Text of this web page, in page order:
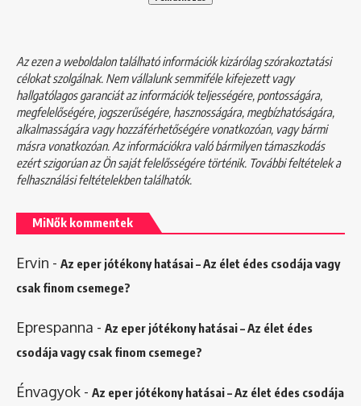
Az ezen a weboldalon található információk kizárólag szórakoztatási
célokat szolgálnak. Nem vállalunk semmiféle kifejezett vagy
hallgatólagos garanciát az információk teljességére, pontosságára,
megfelelőségére, jogszerűségére, hasznosságára, megbízhatóságára,
alkalmasságára vagy hozzáférhetőségére vonatkozóan, vagy bármi
másra vonatkozóan. Az információkra való bármilyen támaszkodás
ezért szigorúan az Ön saját felelősségére történik. További feltételek a
felhasználási feltételekbentalálhatók.
MiNők kommentek
Ervin - Az eper jótékony hatásai – Az élet édes csodája vagy
csak finom csemege?
Eprespanna - Az eper jótékony hatásai – Az élet édes
csodája vagy csak finom csemege?
Énvagyok - Az eper jótékony hatásai – Az élet édes csodája